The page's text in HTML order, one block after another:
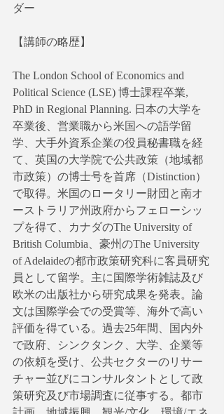
ダー
【講師の略歴】
The London School of Economics and
Political Science (LSE) 博士課程卒業,
PhD in Regional Planning. 日本の大学を
卒業後、営業職から米国への語学留
学、大手外資系企業の役員秘書職を経
て、英国の大学院で公共政策（地域都
市政策）の博士号を首席（Distinction）
で取得。米国のロータリー財団と南オ
ーストラリア州政府からフェローシッ
プを得て、カナダのThe University of
British Columbia、豪州のThe University
of Adelaideの都市政策研究科に客員研究
員として留学。主に国際学術雑誌及び
欧米の出版社から研究成果を発表。論
文は国際学会での受賞等、海外で高い
評価を得ている。過去25年間、国内外
で政府、シンクタンク、大学、企業等
の依頼を受け、公共セクターのリサー
チャー並びにコンサルタントとして政
策研究及び市場調査に従事する。都市